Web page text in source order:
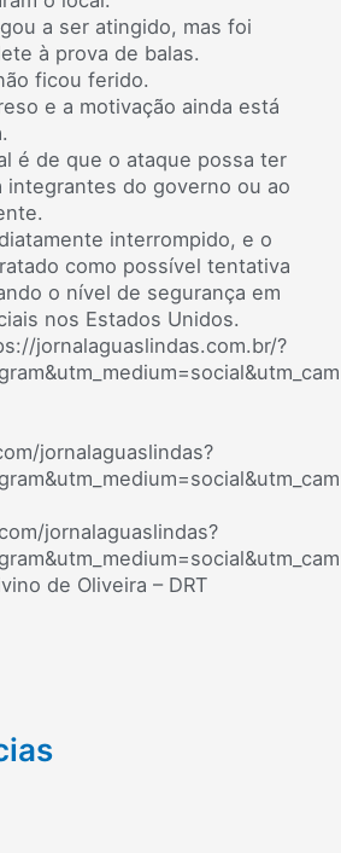
a ser atingido, mas foi
à prova de balas.
ficou ferido.
e a motivação ainda está
é de que o ataque possa ter
integrantes do governo ou ao
interrompido, e o
como possível tentativa
o nível de segurança em
nos Estados Unidos.
jornalaguaslindas.com.br/?
jornalaguaslindas?
jornalaguaslindas?
de Oliveira – DRT